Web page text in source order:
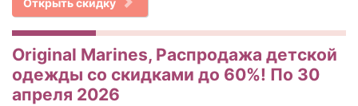
Открыть скидку
Original Marines, Распродажа детской
одежды со скидками до 60%! По 30
апреля 2026